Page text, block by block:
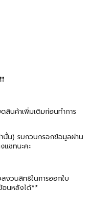
สินค้าเพิ่มเติมก่อนทำการ
านั้น) รบกวนกรอกข้อมูลผ่าน
แชทนะคะ
งวนสิทธิในการออกใบ
อนหลังได้**